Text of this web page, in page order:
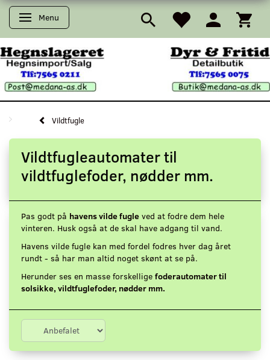
Skifte navigation
Menu
Vildtfugle
Vildtfugleautomater til
vildtfuglefoder, nødder mm.
Pas godt på havens vilde fugle ved at fodre dem hele
vinteren. Husk også at de skal have adgang til vand.
Havens vilde fugle kan med fordel fodres hver dag året
rundt - så har man altid noget skønt at se på.
Herunder ses en masse forskellige foderautomater til
solsikke, vildtfuglefoder, nødder mm.